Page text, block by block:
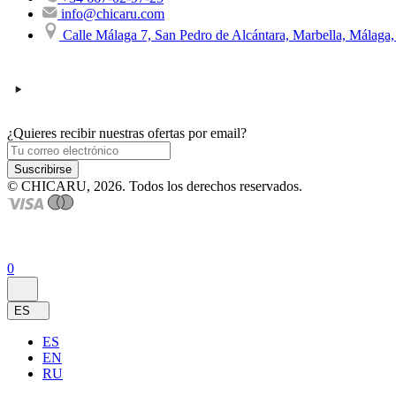
info@chicaru.com
Calle Málaga 7, San Pedro de Alcántara, Marbella, Málaga,
¿Quieres recibir nuestras ofertas por email?
Suscribirse
© CHICARU, 2026. Todos los derechos reservados.
0
ES
ES
EN
RU